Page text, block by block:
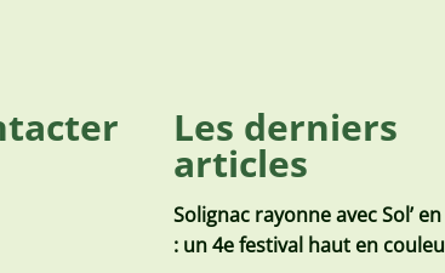
Les derniers
articles
Solignac rayonne avec Sol’
: un 4e festival haut en